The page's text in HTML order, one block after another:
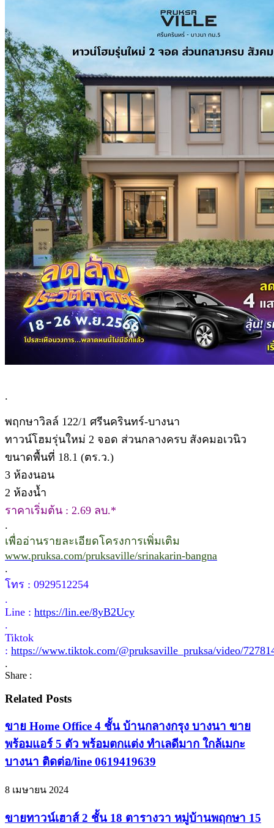
.
พฤกษาวิลล์ 122/1 ศรีนครินทร์-บางนา
ทาวน์โฮมรุ่นใหม่ 2 จอด ส่วนกลางครบ สังคมอเวนิว
ขนาดพื้นที่ 18.1 (ตร.ว.)
3 ห้องนอน
2 ห้องน้ำ
ราคาเริ่มต้น : 2.69 ลบ.*
.
เพื่ออ่านรายละเอียดโครงการเพิ่มเติม
www.pruksa.com/pruksaville/srinakarin-bangna
.
โทร : 0929512254
.
Line : https://lin.ee/8yB2Ucy
.
Tiktok
: https://www.tiktok.com/@pruksaville_pruksa/video/
.
Share :
Related Posts
ขาย Home Office 4 ชั้น บ้านกลางกรุง บางนา ขาย
พร้อมแอร์ 5 ตัว พร้อมตกแต่ง ทำเลดีมาก ใกล้เมกะ
บางนา ติดต่อ/line 0619419639
8 เมษายน 2024
ขายทาวน์เฮาส์ 2 ชั้น 18 ตารางวา หมู่บ้านพฤกษา 15